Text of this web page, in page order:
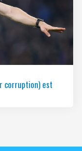
corruption) est